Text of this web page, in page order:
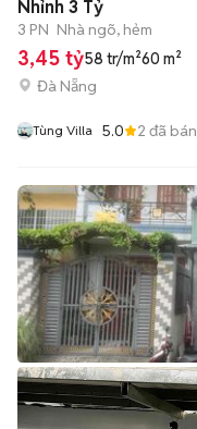
Nhỉnh 3 Tỷ
3 PN Nhà ngõ, hẻm
3,45 tỷ58 tr/m²60 m²
Đà Nẵng
Tùng Villa 5.0 2 đã bán